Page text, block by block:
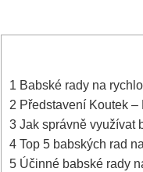
1 Babské ‌rady na
2 Představení Koutek
3 Jak správně využívat
4 Top 5 babských rad
5 Účinné babské⁢ rady